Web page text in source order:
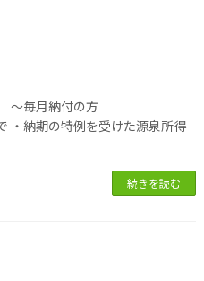
～毎月納付の方
特例を受けた源泉所得
続きを読む